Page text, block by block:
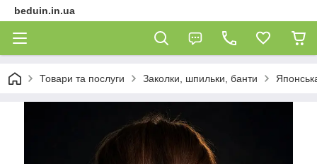
beduin.in.ua
Товари та послуги Заколки, шпильки, банти